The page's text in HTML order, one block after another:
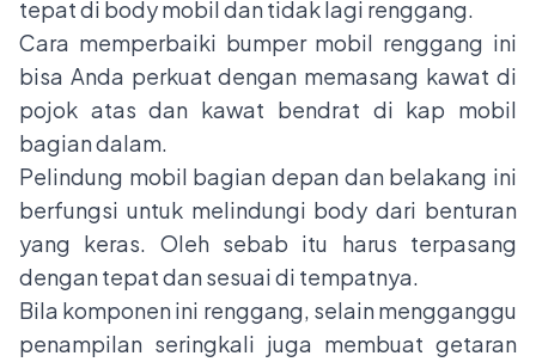
tepat di body mobil dan tidak lagi renggang.
Cara memperbaiki bumper mobil renggang ini
bisa Anda perkuat dengan memasang kawat di
pojok atas dan kawat bendrat di kap mobil
bagian dalam.
Pelindung mobil bagian depan dan belakang ini
berfungsi untuk melindungi body dari benturan
yang keras. Oleh sebab itu harus terpasang
dengan tepat dan sesuai di tempatnya.
Bila komponen ini renggang, selain mengganggu
penampilan seringkali juga membuat getaran